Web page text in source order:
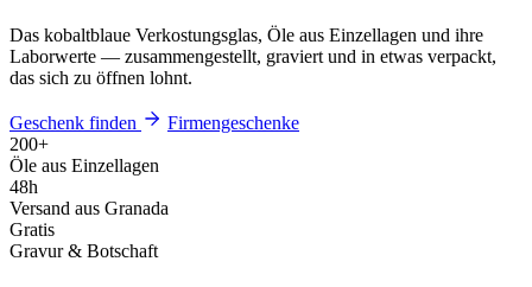
Das kobaltblaue Verkostungsglas, Öle aus Einzellagen und ihre
Laborwerte — zusammengestellt, graviert und in etwas verpackt,
das sich zu öffnen lohnt.
Geschenk finden
Firmengeschenke
200+
Öle aus Einzellagen
48h
Versand aus Granada
Gratis
Gravur & Botschaft